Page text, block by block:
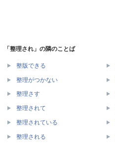
「整理され」の隣のことば
整版できる
整理がつかない
整理さす
整理されて
整理されている
整理される